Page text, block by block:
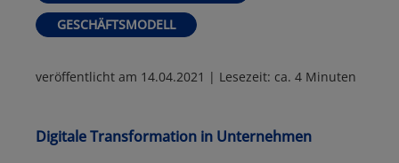
GESCHÄFTSMODELL
veröffentlicht am 14.04.2021 | Lesezeit: ca. 4 Minuten
Digitale Transformation in Unternehmen